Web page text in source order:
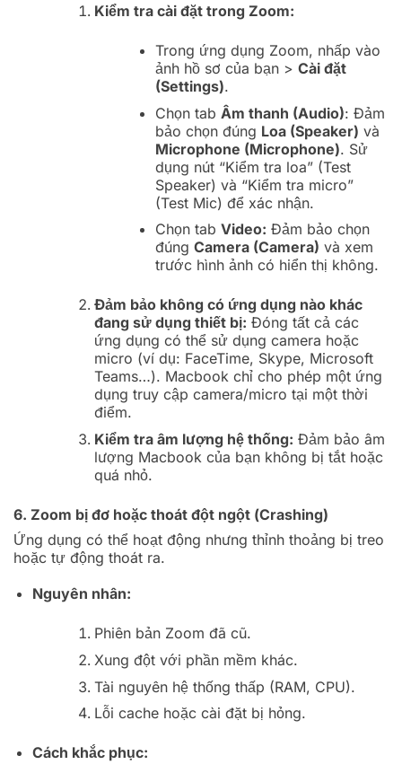
Kiểm tra cài đặt trong Zoom:
Trong ứng dụng Zoom, nhấp vào
ảnh hồ sơ của bạn >Cài đặt
(Settings).
Chọn tab Âm thanh (Audio): Đảm
bảo chọn đúng Loa (Speaker) và
Microphone (Microphone). Sử
dụng nút “Kiểm tra loa” (Test
Speaker) và “Kiểm tra micro”
(Test Mic) để xác nhận.
Chọn tabVideo: Đảm bảo chọn
đúngCamera (Camera) và xem
trước hình ảnh có hiển thị không.
Đảm bảo không có ứng dụng nào khác
đang sử dụng thiết bị: Đóng tất cả các
ứng dụng có thể sử dụng camera hoặc
micro (ví dụ: FaceTime, Skype, Microsoft
Teams…). Macbook chỉ cho phép một ứng
dụng truy cập camera/micro tại một thời
điểm.
Kiểm tra âm lượng hệ thống: Đảm bảo âm
lượng Macbook của bạn không bị tắt hoặc
quá nhỏ.
6. Zoom bị đơ hoặc thoát đột ngột (Crashing)
Ứng dụng có thể hoạt động nhưng thỉnh thoảng bị treo
hoặc tự động thoát ra.
Nguyên nhân:
Phiên bản Zoom đã cũ.
Xung đột với phần mềm khác.
Tài nguyên hệ thống thấp (RAM, CPU).
Lỗi cache hoặc cài đặt bị hỏng.
Cách khắc phục: